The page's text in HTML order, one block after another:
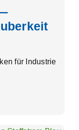
für Industrie